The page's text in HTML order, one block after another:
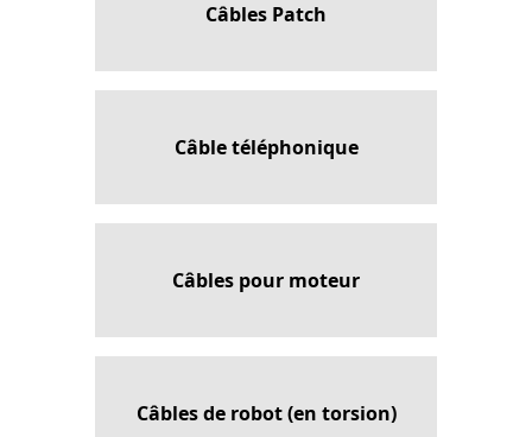
Câbles Patch
Câble téléphonique
Câbles pour moteur
Câbles de robot (en torsion)